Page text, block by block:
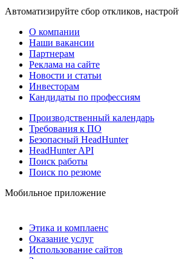
Автоматизируйте сбор откликов,
О компании
Наши вакансии
Партнерам
Реклама на сайте
Новости и статьи
Инвесторам
Кандидаты по профессиям
Производственный календарь
Требования к ПО
Безопасный HeadHunter
HeadHunter API
Поиск работы
Поиск по резюме
Мобильное приложение
Этика и комплаенс
Оказание услуг
Использование сайтов